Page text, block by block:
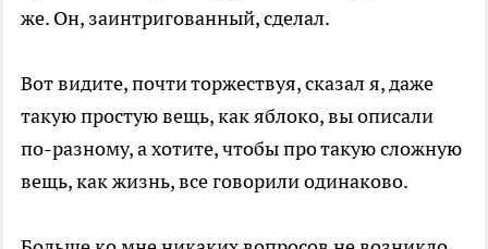
же. Он, заинтригованный, сделал.
Вот видите, почти торжествуя, сказал я, даже
такую простую вещь, как яблоко, вы описали
по-разному, а хотите, чтобы про такую сложную
вещь, как жизнь, все говорили одинаково.